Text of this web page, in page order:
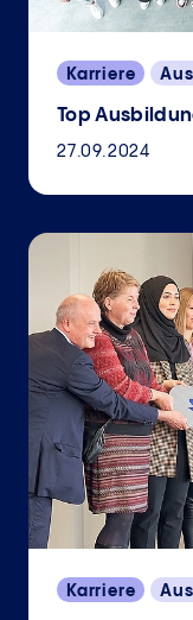
Karriere
Top
27.09.2024
Karriere